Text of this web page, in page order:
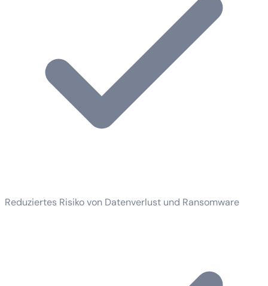
Reduziertes Risiko von Datenverlust und Ransomware